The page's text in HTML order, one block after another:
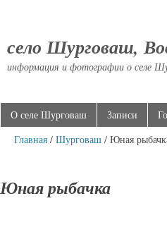
село Шурговаш,
информация и фотографии о селе
О селе Шурговаш Записи
Главная / Шурговаш / Юная
Юная рыбачка